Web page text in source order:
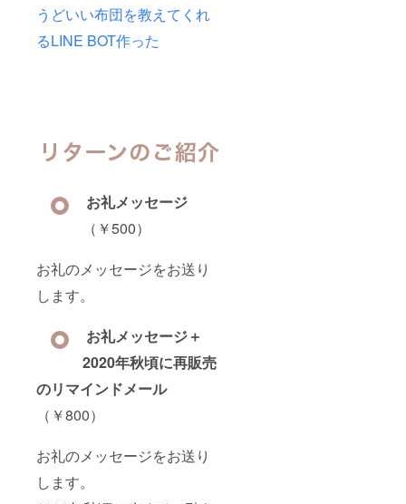
うどいい布団を教えてくれ
るLINE BOT作った
お礼メッセージ
（￥500）
お礼のメッセージをお送り
します。
お礼メッセージ＋
2020年秋頃に再販売
のリマインドメール
（￥800）
お礼のメッセージをお送り
します。